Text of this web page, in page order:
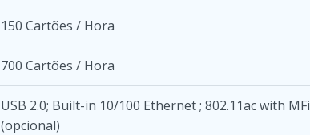
150 Cartões / Hora
700 Cartões / Hora
USB 2.0; Built-in 10/100 Ethernet ; 802.11ac with MFi
(opcional)